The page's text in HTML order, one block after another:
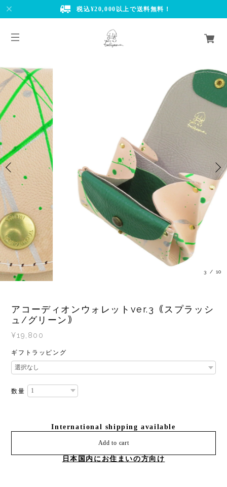
税込¥20,000以上で送料無料！
3 / 10
アコーディオンウォレットver.3｟スプラッシ
ュ/グリーン｠
¥19,800
ギフトラッピング
数量
International shipping available
Add to cart
日本国内にお住まいの方向け